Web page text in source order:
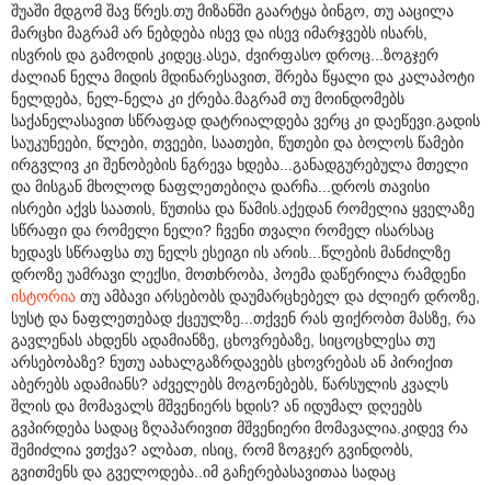
შუაში მდგომ შავ წრეს.თუ მიზანში გაარტყა ბინგო, თუ ააცილა
მარცხი მაგრამ არ ნებდება ისევ და ისევ იმარჯვებს ისარს,
ისვრის და გამოდის კიდეც.ასეა, ძვირფასო დროც...ზოგჯერ
ძალიან ნელა მიდის მდინარესავით, შრება წყალი და კალაპოტი
ნელდება, ნელ-ნელა კი ქრება.მაგრამ თუ მოინდომებს
საქანელასავით სწრაფად დატრიალდება ვერც კი დაეწევი.გადის
საუკუნეები, წლები, თვეები, საათები, წუთები და ბოლოს წამები
ირგვლივ კი შენობების ნგრევა ხდება...განადგურებულა მთელი
და მისგან მხოლოდ ნაფლეთებიღა დარჩა...დროს თავისი
ისრები აქვს საათის, წუთისა და წამის.აქედან რომელია ყველაზე
სწრაფი და რომელი ნელი? ჩვენი თვალი რომელ ისარსაც
ხედავს სწრაფსა თუ ნელს ესეიგი ის არის...წლების მანძილზე
დროზე უამრავი ლექსი, მოთხრობა, პოემა დაწერილა რამდენი
ისტორია თუ ამბავი არსებობს დაუმარცხებელ და ძლიერ დროზე,
სუსტ და ნაფლეთებად ქცეულზე...თქვენ რას ფიქრობთ მასზე, რა
გავლენას ახდენს ადამიანზე, ცხოვრებაზე, სიცოცხლესა თუ
არსებობაზე? ნუთუ აახალგაზრდავებს ცხოვრებას ან პირიქით
აბერებს ადამიანს? აძველებს მოგონებებს, წარსულის კვალს
შლის და მომავალს მშვენიერს ხდის? ან იდუმალ დღეებს
გვპირდება სადაც ზღაპარივით მშვენიერი მომავალია.კიდევ რა
შემიძლია ვთქვა? ალბათ, ისიც, რომ ზოგჯერ გვინდობს,
გვითმენს და გველოდება..იმ გაჩერებასავითაა სადაც